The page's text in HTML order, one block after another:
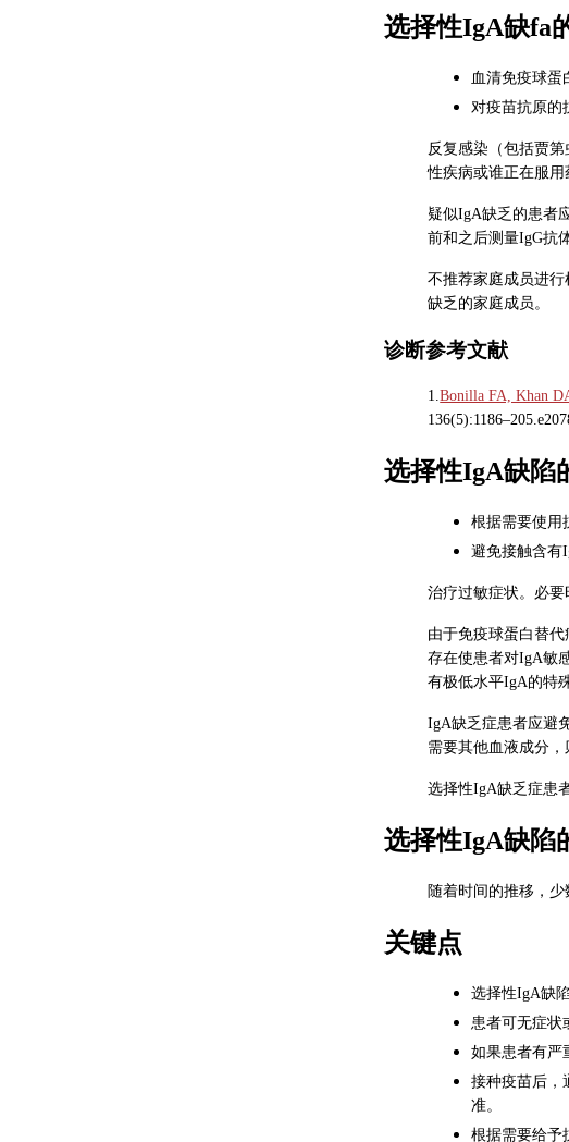
选择性IgA缺fa
血清免疫球蛋
对疫苗抗原的
反复感染（包括贾
性疾病或谁正在服用
疑似IgA缺乏的患者
前和之后测量IgG抗
不推荐家庭成员进
缺乏的家庭成员。
诊断参考文献
1.Bonilla FA, Khan
选择性IgA缺陷
根据需要使用
避免接触含有
治疗过敏症状。必
由于免疫球蛋白替
存在使患者对IgA敏
有极低水平IgA的特
IgA缺乏症患者应避
需要其他血液成分，
选择性IgA缺乏症患
选择性IgA缺陷
随着时间的推移，
关键点
选择性IgA缺
患者可无症状
如果患者有严
接种疫苗后，
准。
根据需要给予